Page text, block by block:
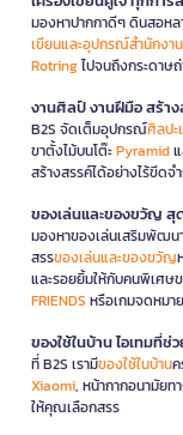
มองหาปากกาดีๆ ดินสอห
เขียนและอุปกรณ์สำนักงาน
Rotringไปจนถึงกระดาษ
งานศิลป์ งานฝีมือ สร้า
B2S จัดเต็มอุปกรณ์ศิลปะ
ขาตั้งไม้บนโต๊ะPyramid
สร้างสรรค์ได้อย่างไร้ขีดจ
ของเล่นและของขวัญ สุ
มองหาของเล่นเสริมพัฒน
สรรของเล่นและของขวัญ
และรอยยิ้มให้กับคนพิเศษ
FRIENDS หรือเกมจดหมา
ของใช้ในบ้าน ไอเทมที่
ที่ B2S เรามีของใช้ในบ้านค
Xiaomi, หน้ากากอนามัยท
ให้คุณเลือกสรร